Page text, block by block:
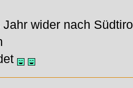
wider nach